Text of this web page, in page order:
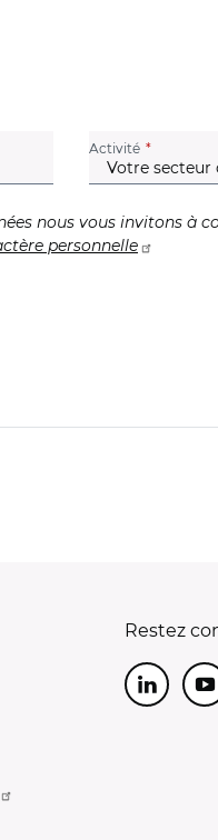
Activité (champ
nous vous invitons à
personnelle
Restez
LinkedIn